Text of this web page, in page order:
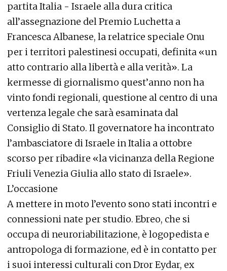
partita Italia - Israele alla dura critica
all’assegnazione del Premio Luchetta a
Francesca Albanese, la relatrice speciale Onu
per i territori palestinesi occupati, definita «un
atto contrario alla libertà e alla verità». La
kermesse di giornalismo quest’anno non ha
vinto fondi regionali, questione al centro di una
vertenza legale che sarà esaminata dal
Consiglio di Stato. Il governatore ha incontrato
l’ambasciatore di Israele in Italia a ottobre
scorso per ribadire «la vicinanza della Regione
Friuli Venezia Giulia allo stato di Israele».
L’occasione
A mettere in moto l’evento sono stati incontri e
connessioni nate per studio. Ebreo, che si
occupa di neuroriabilitazione, è logopedista e
antropologa di formazione, ed è in contatto per
i suoi interessi culturali con Dror Eydar, ex